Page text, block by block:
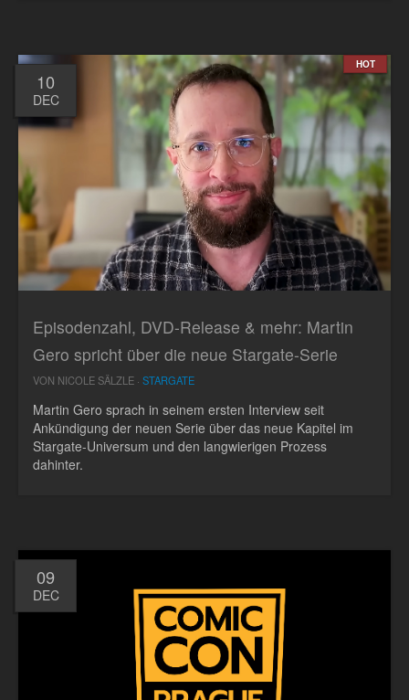
10
DEC
HOT
Episodenzahl, DVD-Release & mehr: Martin
Gero spricht über die neue Stargate-Serie
VON NICOLE SÄLZLE · STARGATE
Martin Gero sprach in seinem ersten Interview seit
Ankündigung der neuen Serie über das neue Kapitel im
Stargate-Universum und den langwierigen Prozess
dahinter.
09
DEC